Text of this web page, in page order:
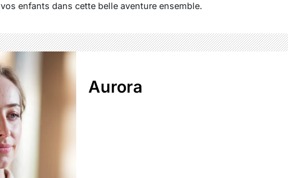
vos enfants dans cette belle aventure ensemble.
Aurora